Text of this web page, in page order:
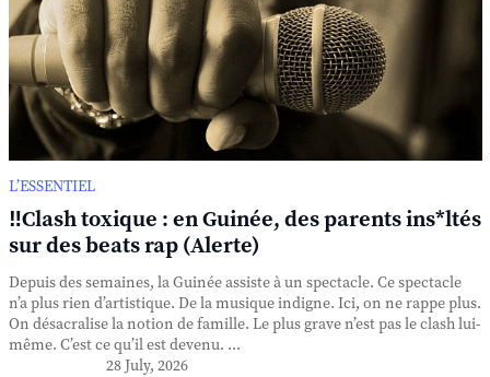
L’ESSENTIEL
‼️Clash toxique : en Guinée, des parents ins*ltés
sur des beats rap (Alerte)
Depuis des semaines, la Guinée assiste à un spectacle. Ce spectacle
n’a plus rien d’artistique. De la musique indigne. Ici, on ne rappe plus.
On désacralise la notion de famille. Le plus grave n’est pas le clash lui-
même. C’est ce qu’il est devenu. ...
28 July, 2026